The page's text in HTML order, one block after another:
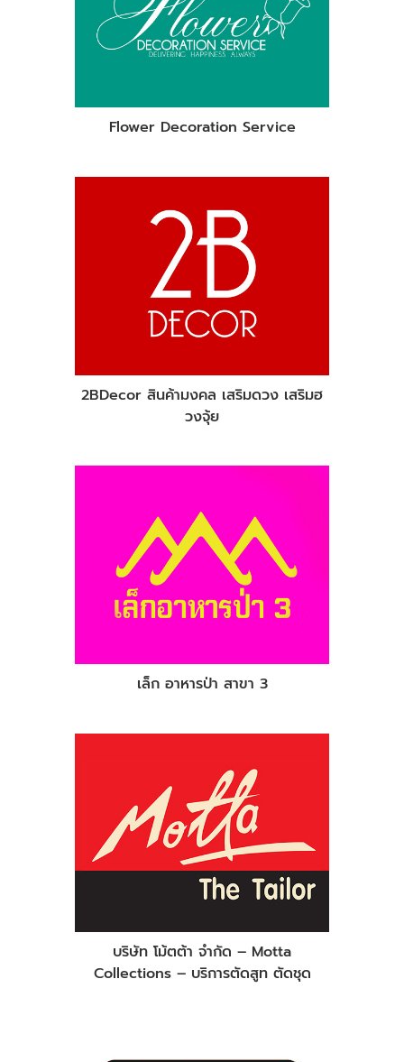
Flower Decoration Service
2BDecor สินค้ามงคล เสริมดวง เสริมฮ
วงจุ้ย
เล็ก อาหารป่า สาขา 3
บริษัท โม้ตต้า จำกัด – Motta
Collections – บริการตัดสูท ตัดชุด